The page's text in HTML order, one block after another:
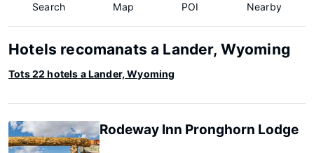
Search Map POI Nearby
Hotels recomanats a Lander, Wyoming
Tots 22 hotels a Lander, Wyoming
Rodeway Inn Pronghorn Lodge